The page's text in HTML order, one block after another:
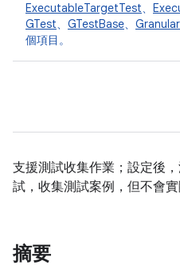
ExecutableTargetTest、
GTest、 GTestBase、
個項目。
支援測試收集作業；設定後
試，收集測試案例，但不會實
摘要